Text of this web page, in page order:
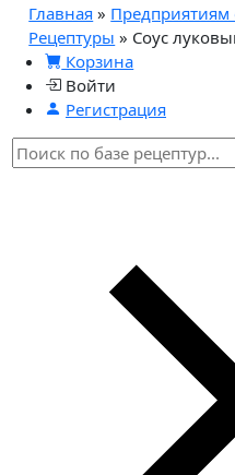
Главная »
Рецептуры » Соус
Корзина
Войти
Регистрация